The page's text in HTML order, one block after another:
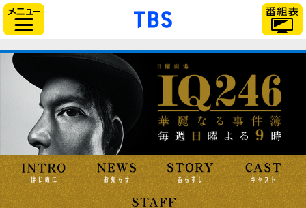
「TBSテレビ」トップ